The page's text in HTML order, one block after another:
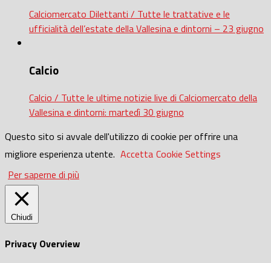
Calciomercato Dilettanti / Tutte le trattative e le
ufficialità dell’estate della Vallesina e dintorni – 23 giugno
Calcio
Calcio / Tutte le ultime notizie live di Calciomercato della
Vallesina e dintorni: martedì 30 giugno
Questo sito si avvale dell'utilizzo di cookie per offrire una
migliore esperienza utente. Accetta Cookie Settings
Per saperne di più
Chiudi
Privacy Overview